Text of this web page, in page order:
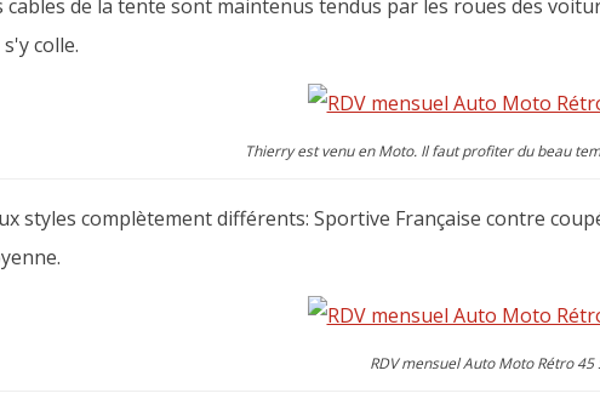
cables de la tente sont maintenus tendus par les roues des
colle.
Thierry est venu en Moto. Il faut profiter du beau
styles complètement différents: Sportive Française contre
RDV mensuel Auto Moto Rétro 45